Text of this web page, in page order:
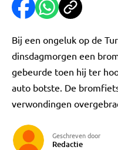
Bij een ongeluk op de
dinsdagmorgen een
gebeurde toen hij ter
auto botste. De
verwondingen
Geschreven door
Redactie